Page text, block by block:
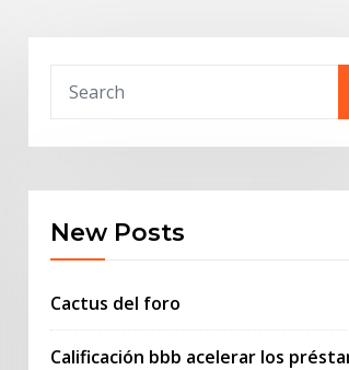
New Posts
Cactus del foro
Calificación bbb acelerar los